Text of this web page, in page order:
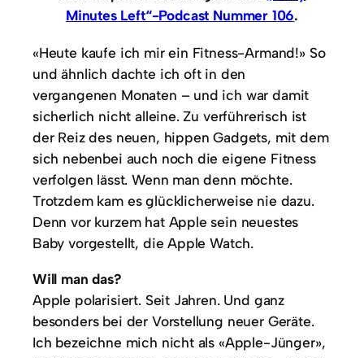
Minutes Left“-Podcast Nummer 106.
«Heute kaufe ich mir ein Fitness-Armand!» So
und ähnlich dachte ich oft in den
vergangenen Monaten – und ich war damit
sicherlich nicht alleine. Zu verführerisch ist
der Reiz des neuen, hippen Gadgets, mit dem
sich nebenbei auch noch die eigene Fitness
verfolgen lässt. Wenn man denn möchte.
Trotzdem kam es glücklicherweise nie dazu.
Denn vor kurzem hat Apple sein neuestes
Baby vorgestellt, die Apple Watch.
Will man das?
Apple polarisiert. Seit Jahren. Und ganz
besonders bei der Vorstellung neuer Geräte.
Ich bezeichne mich nicht als «Apple-Jünger»,